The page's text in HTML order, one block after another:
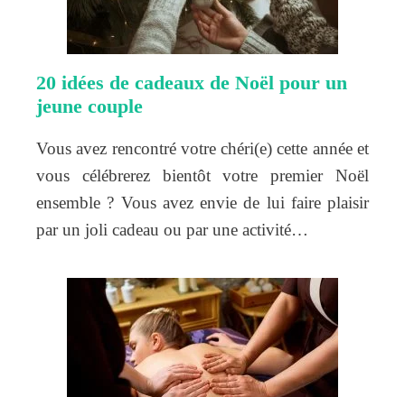
20 idées de cadeaux de Noël pour un
jeune couple
Vous avez rencontré votre chéri(e) cette année et
vous célébrerez bientôt votre premier Noël
ensemble ? Vous avez envie de lui faire plaisir
par un joli cadeau ou par une activité…